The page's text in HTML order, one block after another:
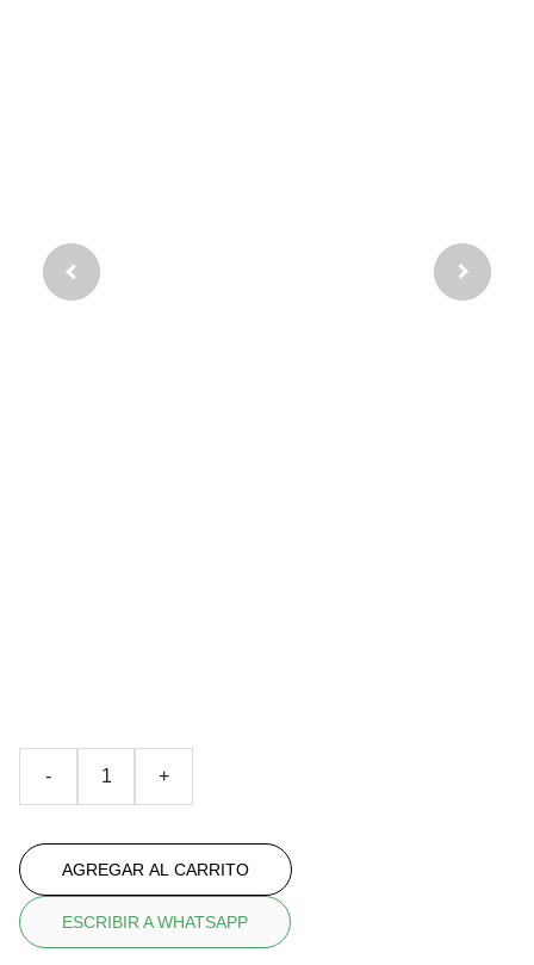
- +
AGREGAR AL CARRITO
ESCRIBIR A WHATSAPP